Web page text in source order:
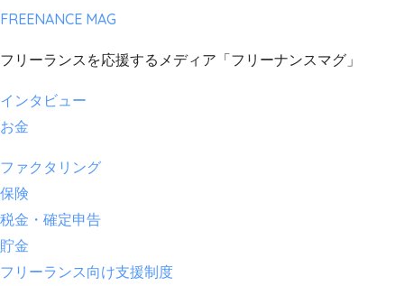
FREENANCE MAG
フリーランスを応援するメディア「フリーナンスマグ」
インタビュー
お金
ファクタリング
保険
税金・確定申告
貯金
フリーランス向け支援制度